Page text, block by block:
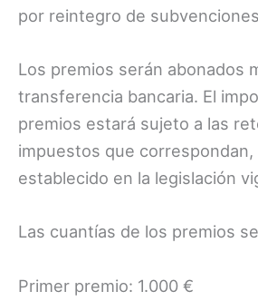
por reintegro de subvenciones
Los premios serán abonados
transferencia bancaria. El
premios estará sujeto a las
impuestos que
establecido en la legislación
Las cuantías de los premios
Primer premio: 1.000 €